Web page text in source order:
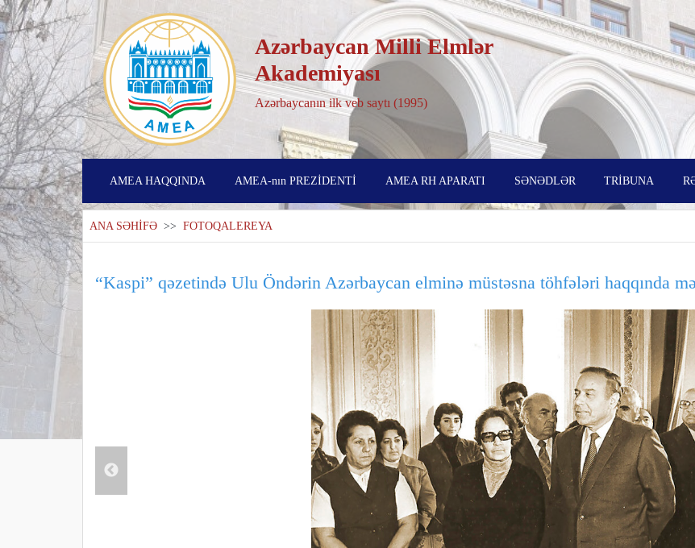
Azərbaycan Milli Elmlər
Akademiyası
Azərbaycanın ilk veb saytı (1995)
AMEA HAQQINDA AMEA-nın PREZİDENTİ AMEA RH APARATI SƏNƏDLƏR TRİBUNA
ANA SƏHİFƏ >> FOTOQALEREYA
“Kaspi” qəzetində Ulu Öndərin Azərbaycan elminə müstəsna töhfələri haqqında